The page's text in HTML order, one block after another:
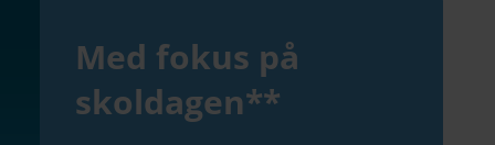
Med fokus på
skoldagen**